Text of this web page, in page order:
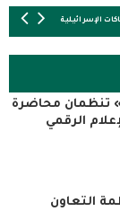
الإسرائيلية في الأراضي
تنظمان محاضرة
الرقمي
التعاون